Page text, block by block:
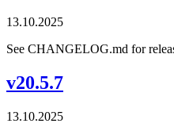
13.10.2025
See CHANGELOG.md for
v20.5.7
13.10.2025